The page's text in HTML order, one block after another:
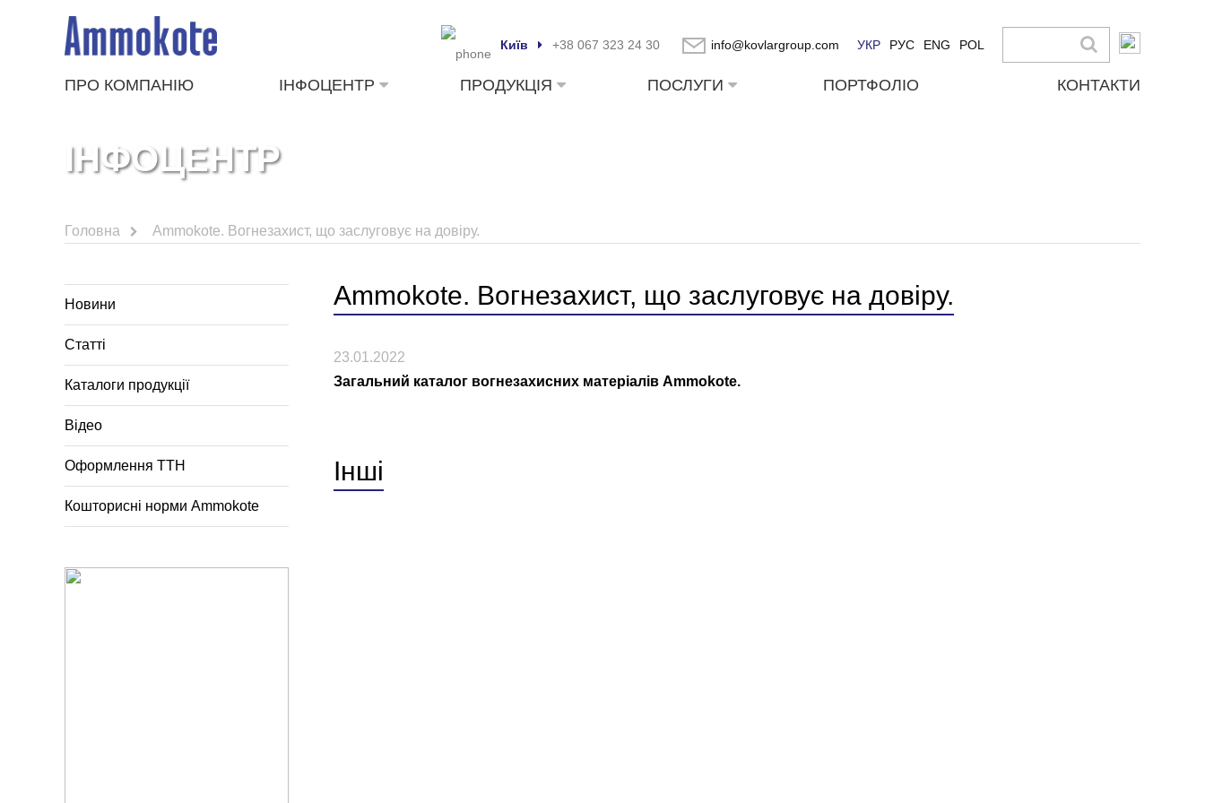
Київ +38 067 323 24 30 info@kovlargroup.com УКР РУС ENG POL
ПРО КОМПАНІЮ ІНФОЦЕНТР ПРОДУКЦІЯ ПОСЛУГИ ПОРТФОЛІО КОНТАКТИ
ІНФОЦЕНТР
Головна Ammokote. Вогнезахист, що заслуговує на довіру.
Новини
Статті
Каталоги продукції
Відео
Оформлення ТТН
Кошторисні норми Ammokote
Ammokote. Вогнезахист, що заслуговує на довіру.
23.01.2022
Загальний каталог вогнезахисних матеріалів Ammokote.
Інші